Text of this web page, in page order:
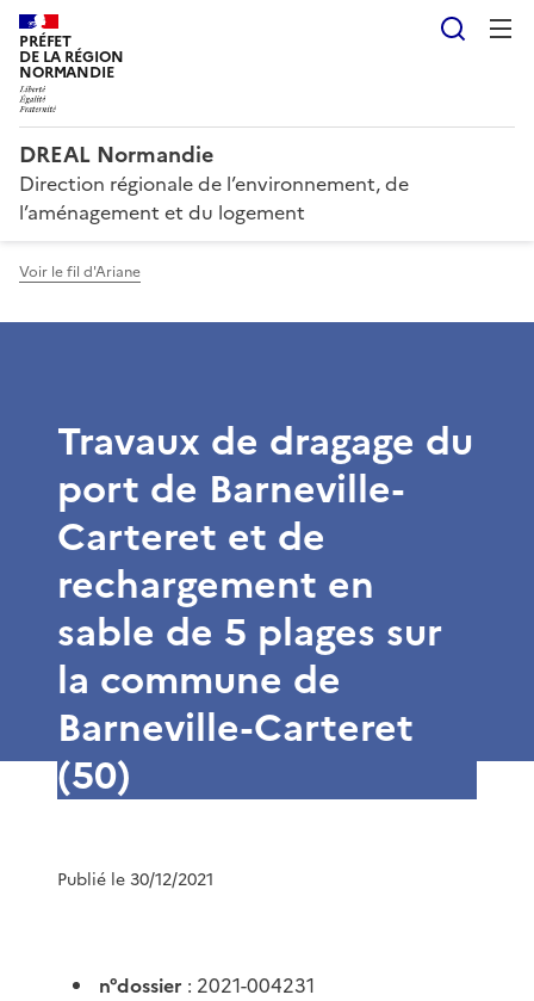
PRÉFET
DE LA RÉGION
NORMANDIE
DREAL Normandie
Direction régionale de l’environnement, de
l’aménagement et du logement
Voir le fil d'Ariane
Travaux de dragage du
port de Barneville-
Carteret et de
rechargement en
sable de 5 plages sur
la commune de
Barneville-Carteret
(50)
Publié le 30/12/2021
n°dossier : 2021-004231